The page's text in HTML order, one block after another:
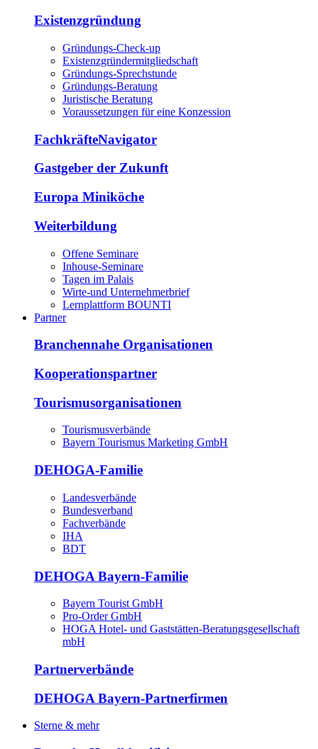
Existenzgründung
Gründungs-Check-up
Existenzgründermitgliedschaft
Gründungs-Sprechstunde
Gründungs-Beratung
Juristische Beratung
Voraussetzungen für eine Konzession
FachkräfteNavigator
Gastgeber der Zukunft
Europa Miniköche
Weiterbildung
Offene Seminare
Inhouse-Seminare
Tagen im Palais
Wirte-und Unternehmerbrief
Lernplattform BOUNTI
Partner
Branchennahe Organisationen
Kooperationspartner
Tourismusorganisationen
Tourismusverbände
Bayern Tourismus Marketing GmbH
DEHOGA-Familie
Landesverbände
Bundesverband
Fachverbände
IHA
BDT
DEHOGA Bayern-Familie
Bayern Tourist GmbH
Pro-Order GmbH
HOGA Hotel- und Gaststätten-Beratungsgesellschaft
mbH
Partnerverbände
DEHOGA Bayern-Partnerfirmen
Sterne & mehr